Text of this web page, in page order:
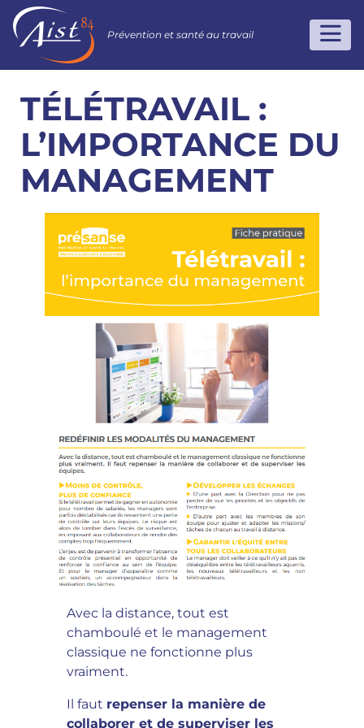
Prévention et santé au travail
TÉLÉTRAVAIL :
L’IMPORTANCE DU
MANAGEMENT
Avec la distance, tout est
chamboulé et le management
classique ne fonctionne plus
vraiment.
Il faut repenser la manière de
collaborer et de superviser les